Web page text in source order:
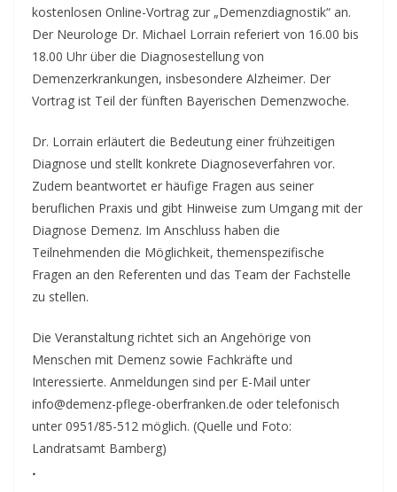
kostenlosen Online-Vortrag zur „Demenzdiagnostik“ an.
Der Neurologe Dr. Michael Lorrain referiert von 16.00 bis
18.00 Uhr über die Diagnosestellung von
Demenzerkrankungen, insbesondere Alzheimer. Der
Vortrag ist Teil der fünften Bayerischen Demenzwoche.
Dr. Lorrain erläutert die Bedeutung einer frühzeitigen
Diagnose und stellt konkrete Diagnoseverfahren vor.
Zudem beantwortet er häufige Fragen aus seiner
beruflichen Praxis und gibt Hinweise zum Umgang mit der
Diagnose Demenz. Im Anschluss haben die
Teilnehmenden die Möglichkeit, themenspezifische
Fragen an den Referenten und das Team der Fachstelle
zu stellen.
Die Veranstaltung richtet sich an Angehörige von
Menschen mit Demenz sowie Fachkräfte und
Interessierte. Anmeldungen sind per E-Mail unter
info@demenz-pflege-oberfranken.de oder telefonisch
unter 0951/85-512 möglich. (Quelle und Foto:
Landratsamt Bamberg)
.